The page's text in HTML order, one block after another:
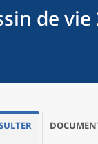
de vie